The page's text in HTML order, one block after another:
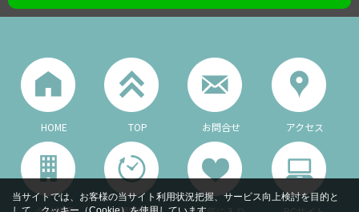
HOME TOP お問合せ アクセス
当サイトでは、お客様の当サイト利用状況把握、サービス向上検討を目的と